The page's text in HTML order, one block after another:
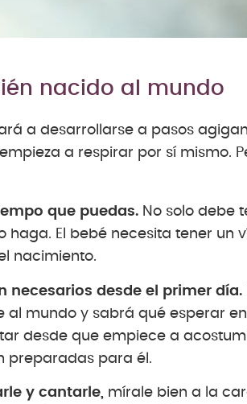
nacido al mundo
a desarrollarse a pasos
a respirar por sí mismo.
que puedas. No solo debe
haga. El bebé necesita tener un
nacimiento.
necesarios desde el primer día.
mundo y sabrá qué esperar
desde que empiece a
preparadas para él.
y cantarle, mírale bien a la